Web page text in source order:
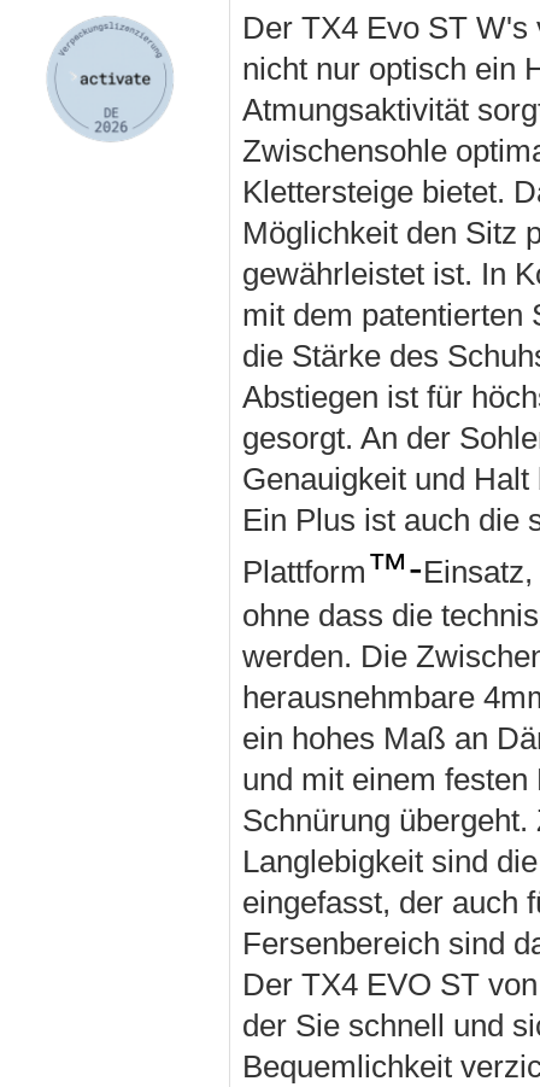
Der TX4 Evo ST
nicht nur optisch ein
Atmungsaktivität
Zwischensohle
Klettersteige bietet.
Möglichkeit den Sitz
gewährleistet ist. In
mit dem
die Stärke des
Abstiegen ist für
gesorgt. An der
Genauigkeit und
Ein Plus ist auch die
Plattform™-
ohne dass die
werden. Die
herausnehmbare
ein hohes Maß an
und mit einem
Schnürung
Langlebigkeit sind
eingefasst, der auch
Fersenbereich sind
Der TX4 EVO ST
der Sie schnell und
Bequemlichkeit